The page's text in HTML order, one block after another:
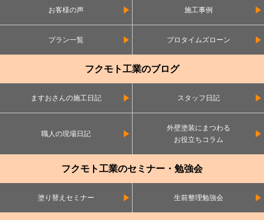
お客様の声 施工事例
プラン一覧 プロタイムズローン
フクモト工業のブログ
ますおさんの施工日記 スタッフ日記
職人の現場日記
外壁塗装にまつわる
お役立ちコラム
フクモト工業のセミナー・勉強会
塗り替えセミナー 生前整理勉強会